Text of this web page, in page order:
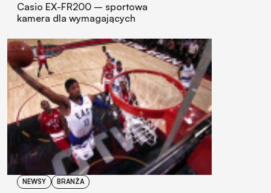
Casio EX-FR200 – sportowa
kamera dla wymagających
NEWSY BRANŻA